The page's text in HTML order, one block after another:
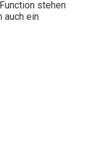
stehen
auch ein